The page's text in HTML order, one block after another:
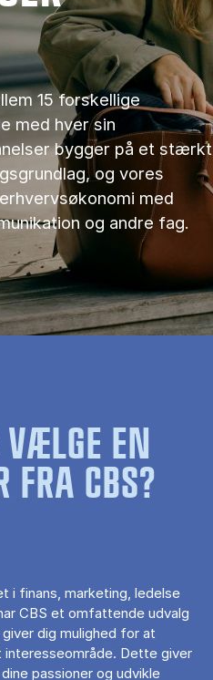
15 forskellige
med hver sin
bygger på et stærkt
og vores
med
og andre fag.
VÆLGE EN
FRA CBS?
i finans, marketing, ledelse
CBS et omfattende udvalg
dig mulighed for at
Dette giver
passioner og udvikle